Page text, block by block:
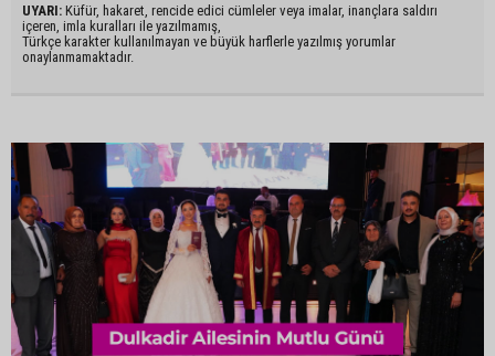
UYARI: Küfür, hakaret, rencide edici cümleler veya imalar, inançlara saldırı
içeren, imla kuralları ile yazılmamış,
Türkçe karakter kullanılmayan ve büyük harflerle yazılmış yorumlar
onaylanmamaktadır.